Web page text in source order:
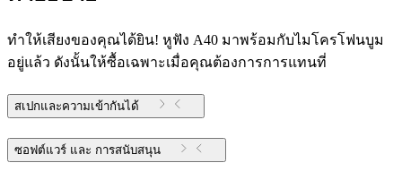
ทำให้เสียงของคุณได้ยิน! หูฟัง A40 มาพร้อมกับไมโครโฟนบูม
อยู่แล้ว ดังนั้นให้ซื้อเฉพาะเมื่อคุณต้องการการแทนที่
สเปกและความเข้ากันได้
ซอฟต์แวร์ และ การสนับสนุน